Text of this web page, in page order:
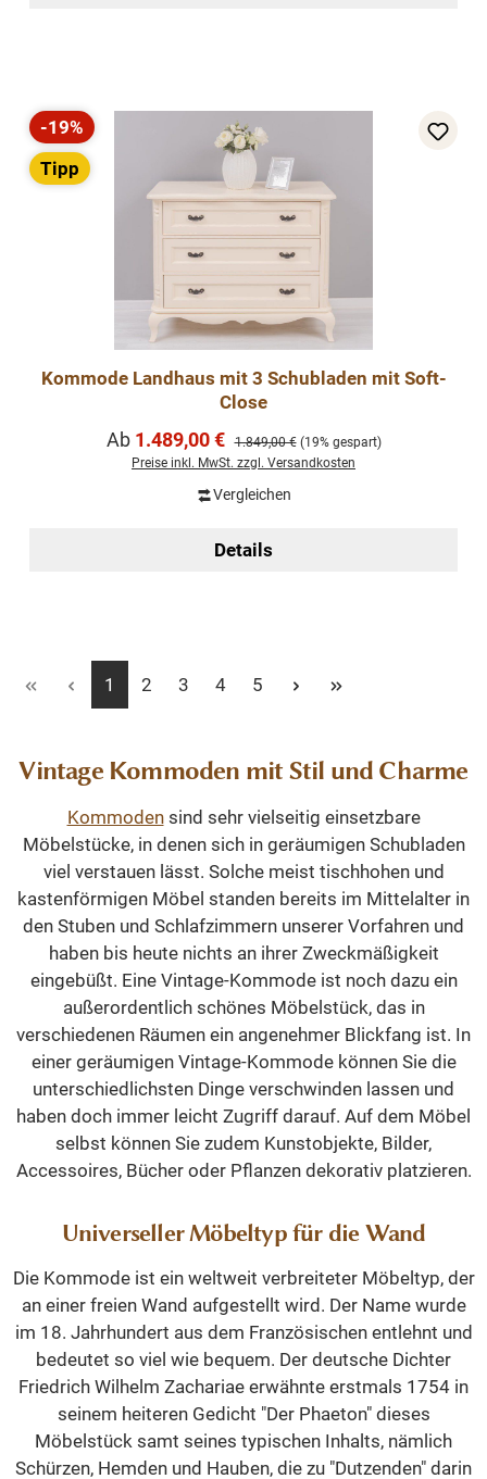
Rabatt
-19%
Tipp
Kommode Landhaus mit 3 Schubladen mit Soft-
Close
Verkaufspreis:
Ab 1.489,00 € Regulärer Preis:
1.849,00 € (19% gespart)
Preise inkl. MwSt. zzgl. Versandkosten
Vergleichen
Details
Seite
1 Seite
2 Seite
3 Seite
4 Seite
5
Vintage Kommoden mit Stil und Charme
Kommodensind sehr vielseitig einsetzbare
Möbelstücke, in denen sich in geräumigen Schubladen
viel verstauen lässt. Solche meist tischhohen und
kastenförmigen Möbel standen bereits im Mittelalter in
den Stuben und Schlafzimmern unserer Vorfahren und
haben bis heute nichts an ihrer Zweckmäßigkeit
eingebüßt. Eine Vintage-Kommode ist noch dazu ein
außerordentlich schönes Möbelstück, das in
verschiedenen Räumen ein angenehmer Blickfang ist. In
einer geräumigen Vintage-Kommode können Sie die
unterschiedlichsten Dinge verschwinden lassen und
haben doch immer leicht Zugriff darauf. Auf dem Möbel
selbst können Sie zudem Kunstobjekte, Bilder,
Accessoires, Bücher oder Pflanzen dekorativ platzieren.
Universeller Möbeltyp für die Wand
Die Kommode ist ein weltweit verbreiteter Möbeltyp, der
an einer freien Wand aufgestellt wird. Der Name wurde
im 18. Jahrhundert aus dem Französischen entlehnt und
bedeutet so viel wie bequem. Der deutsche Dichter
Friedrich Wilhelm Zachariae erwähnte erstmals 1754 in
seinem heiteren Gedicht "Der Phaeton" dieses
Möbelstück samt seines typischen Inhalts, nämlich
Schürzen, Hemden und Hauben, die zu "Dutzenden" darin